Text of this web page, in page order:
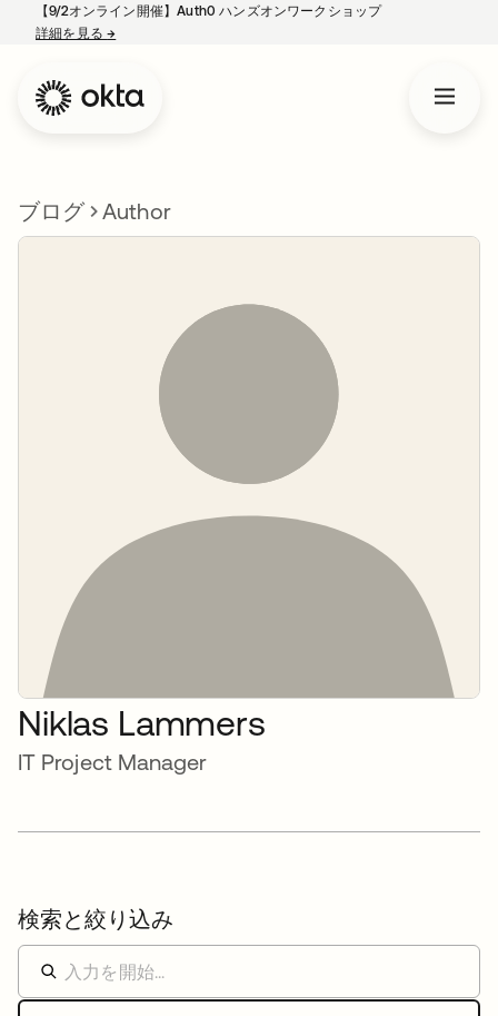
【9/2オンライン開催】Auth0 ハンズオンワークショップ
詳細を見る→
ブログ Author
Niklas Lammers
IT Project Manager
検索と絞り込み